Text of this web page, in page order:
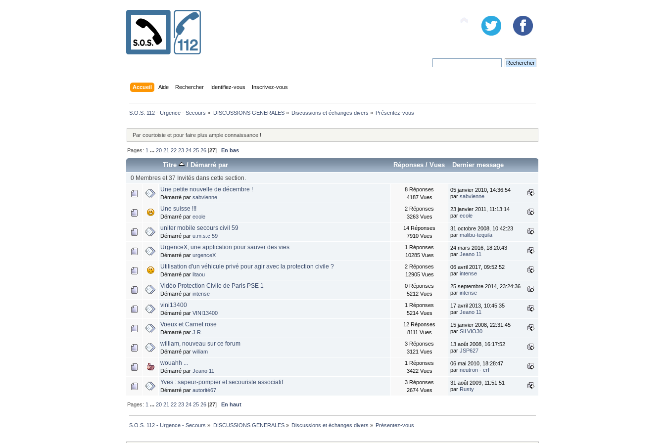
Accueil Aide Rechercher Identifiez-vous Inscrivez-vous
S.O.S. 112 - Urgence - Secours » DISCUSSIONS GENERALES» Discussions et échanges divers » Présentez-vous
Par courtoisie et pour faire plus ample connaissance !
Pages: 1 ...20 21 22 23 24 25 26 [27]En bas
Titre / Démarré par Réponses /Vues Dernier message
0 Membres et 37 Invités dans cette section.
Une petite nouvelle de décembre !
Démarré parsabvienne
8 Réponses
4187 Vues
05 janvier 2010, 14:36:54
parsabvienne
Une suisse !!!
Démarré parecole
2 Réponses
3263 Vues
23 janvier 2011, 11:13:14
parecole
uniter mobile secours civil 59
Démarré paru.m.s.c 59
14 Réponses
7910 Vues
31 octobre 2008, 10:42:23
parmalibu-tequila
UrgenceX, une application pour sauver des vies
Démarré parurgenceX
1 Réponses
10285 Vues
24 mars 2016, 18:20:43
parJeano 11
Utilisation d'un véhicule privé pour agir avec la protection civile ?
Démarré parlitaou
2 Réponses
12905 Vues
06 avril 2017, 09:52:52
parintense
Vidéo Protection Civile de Paris PSE 1
Démarré parintense
0 Réponses
5212 Vues
25 septembre 2014, 23:24:36
parintense
vini13400
Démarré parVINI13400
1 Réponses
5214 Vues
17 avril 2013, 10:45:35
parJeano 11
Voeux et Carnet rose
Démarré parJ.R.
12 Réponses
8111 Vues
15 janvier 2008, 22:31:45
parSILVIO30
william, nouveau sur ce forum
Démarré parwilliam
3 Réponses
3121 Vues
13 août 2008, 16:17:52
parJSP627
wouahh ...
Démarré parJeano 11
1 Réponses
3422 Vues
06 mai 2010, 18:28:47
parneutron - crf
Yves : sapeur-pompier et secouriste associatif
Démarré parautorité67
3 Réponses
2674 Vues
31 août 2009, 11:51:51
par Rusty
Pages: 1 ...20 21 22 23 24 25 26 [27]En haut
S.O.S. 112 - Urgence - Secours » DISCUSSIONS GENERALES» Discussions et échanges divers » Présentez-vous